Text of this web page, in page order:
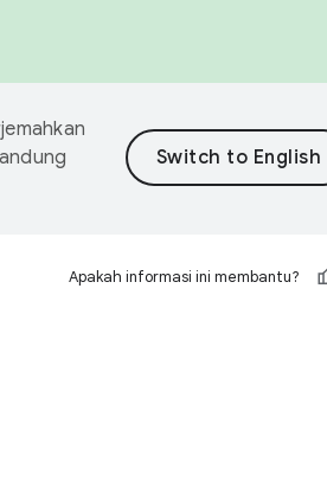
Apakah informasi ini membantu?